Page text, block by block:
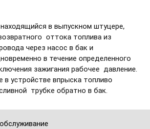
в выпускном штуцере,
оттока топлива из
через насос в бак и
в течение определенного
зажигания рабочее давление.
в устройстве впрыска топливо
трубке обратно в бак.